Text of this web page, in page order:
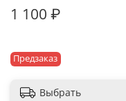
Предзаказ
1 100 ₽
Выбрать